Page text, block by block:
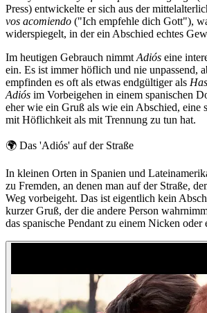
Press) entwickelte er sich aus der
vos acomiendo ("Ich empfehle dich Gott"),
widerspiegelt, in der ein Abschied echtes
Im heutigen Gebrauch nimmt Adiós eine
ein. Es ist immer höflich und nie unpassend,
empfinden es oft als etwas endgültiger als
Adiós im Vorbeigehen in einem spanischen
eher wie ein Gruß als wie ein Abschied, eine
mit Höflichkeit als mit Trennung zu tun hat.
🌍 Das 'Adiós' auf der Straße
In kleinen Orten in Spanien und
zu Fremden, an denen man auf der Straße,
Weg vorbeigeht. Das ist eigentlich kein
kurzer Gruß, der die andere Person
das spanische Pendant zu einem Nicken